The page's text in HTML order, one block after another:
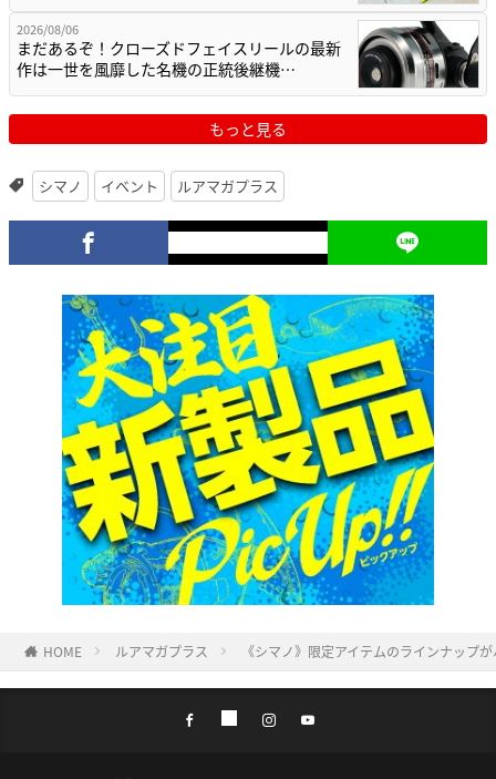
2026/08/06
まだあるぞ！クローズドフェイスリールの最新
作は一世を風靡した名機の正統後継機…
もっと見る
シマノ イベント ルアマガプラス
HOME ルアマガプラス 《シマノ》限定アイテムのラインナップ